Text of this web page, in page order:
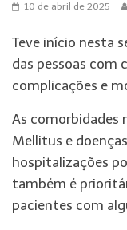
10 de abril de 2025
Teve início nesta
das pessoas com
complicações e
As comorbidades
Mellitus e
hospitalizações
também é
pacientes com